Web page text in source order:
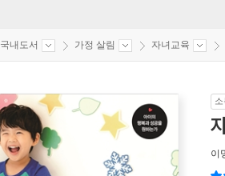
국내도서 가정 살림 자녀교육
이